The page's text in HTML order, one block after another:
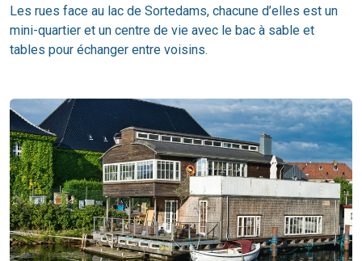
Les rues face au lac de Sortedams, chacune d’elles est un
mini-quartier et un centre de vie avec le bac à sable et
tables pour échanger entre voisins.